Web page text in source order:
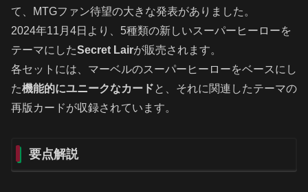
て、MTGファン待望の大きな発表がありました。
2024年11月4日より、5種類の新しいスーパーヒーローを
テーマにしたSecret Lairが販売されます。
各セットには、マーベルのスーパーヒーローをベースにし
た機能的にユニークなカードと、それに関連したテーマの
再版カードが収録されています。
要点解説